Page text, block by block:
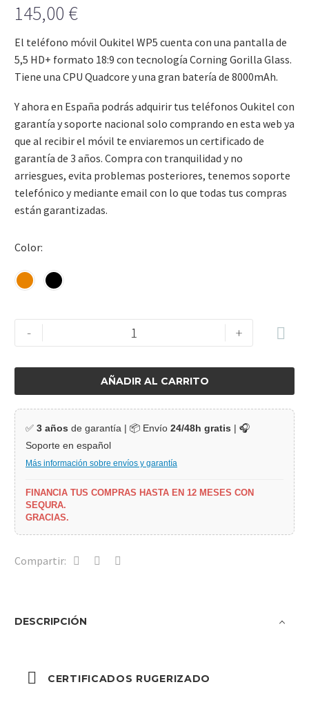
145,00 €
El teléfono móvil Oukitel WP5 cuenta con una pantalla de
5,5 HD+ formato 18:9 con tecnología Corning Gorilla Glass.
Tiene una CPU Quadcore y una gran batería de 8000mAh.
Y ahora en España podrás adquirir tus teléfonos Oukitel con
garantía y soporte nacional solo comprando en esta web ya
que al recibir el móvil te enviaremos un certificado de
garantía de 3 años. Compra con tranquilidad y no
arriesgues, evita problemas posteriores, tenemos soporte
telefónico y mediante email con lo que todas tus compras
están garantizadas.
Color
- +
AÑADIR AL CARRITO
✅ 3 años de garantía | 📦 Envío 24/48h gratis | 🎧
Soporte en español
Más información sobre envíos y garantía
FINANCIA TUS COMPRAS HASTA EN 12 MESES CON
SEQURA.
GRACIAS.
Compartir:
DESCRIPCIÓN
CERTIFICADOS RUGERIZADO